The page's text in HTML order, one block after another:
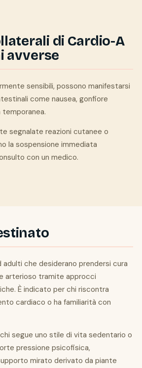
di Cardio-A
avverse
sensibili, possono manifestarsi
come nausea, gonfiore
temporanea.
segnalate reazioni cutanee o
la sospensione immediata
con un medico.
che desiderano prendersi cura
arterioso tramite approcci
È indicato per chi riscontra
cardiaco o ha familiarità con
segue uno stile di vita sedentario o
pressione psicofisica,
mirato derivato da piante